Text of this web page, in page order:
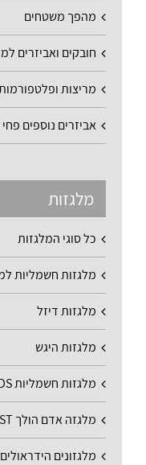
מהפך משטחים
חובקים ואביזרים
מריצות
אביזרים נוספים
מלגזות
כל סוגי המלגזות
מלגזות חשמליות
מלגזות דיזל
מלגזות היגש
מלגזות חשמליות DS
מלגזה אדם הולך ST
מלגזונים